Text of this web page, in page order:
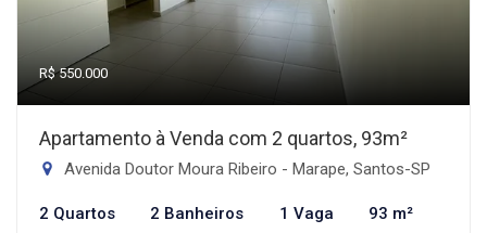
R$ 550.000
Apartamento à Venda com 2 quartos, 93m²
Avenida Doutor Moura Ribeiro - Marape, Santos-SP
2 Quartos 2 Banheiros 1 Vaga 93 m²